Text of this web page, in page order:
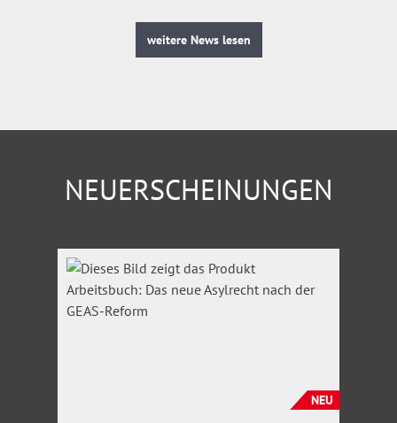
weitere News lesen
NEUERSCHEINUNGEN
Produktgalerie überspringen
NEU